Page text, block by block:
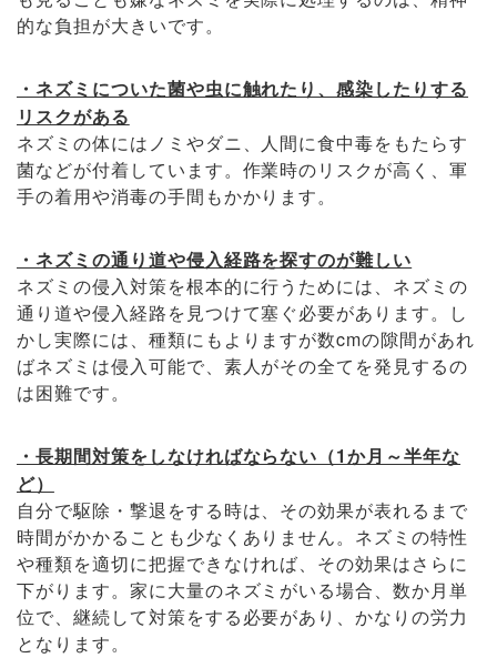
的な負担が大きいです。
・ネズミについた菌や虫に触れたり、感染したりする
リスクがある
ネズミの体にはノミやダニ、人間に食中毒をもたらす
菌などが付着しています。作業時のリスクが高く、軍
手の着用や消毒の手間もかかります。
・ネズミの通り道や侵入経路を探すのが難しい
ネズミの侵入対策を根本的に行うためには、ネズミの
通り道や侵入経路を見つけて塞ぐ必要があります。し
かし実際には、種類にもよりますが数cmの隙間があれ
ばネズミは侵入可能で、素人がその全てを発見するの
は困難です。
・長期間対策をしなければならない（1か月～半年な
ど）
自分で駆除・撃退をする時は、その効果が表れるまで
時間がかかることも少なくありません。ネズミの特性
や種類を適切に把握できなければ、その効果はさらに
下がります。家に大量のネズミがいる場合、数か月単
位で、継続して対策をする必要があり、かなりの労力
となります。